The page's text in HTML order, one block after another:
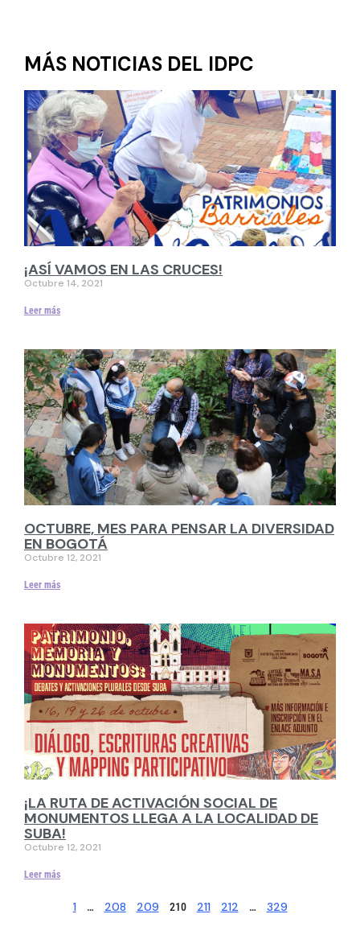
MÁS NOTICIAS DEL IDPC
¡ASÍ VAMOS EN LAS CRUCES!
Octubre 14, 2021
Leer más
OCTUBRE, MES PARA PENSAR LA DIVERSIDAD
EN BOGOTÁ
Octubre 12, 2021
Leer más
¡LA RUTA DE ACTIVACIÓN SOCIAL DE
MONUMENTOS LLEGA A LA LOCALIDAD DE
SUBA!
Octubre 12, 2021
Leer más
1 … 208 209 210 211 212 … 329